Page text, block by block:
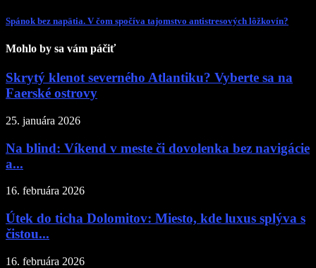
Spánok bez napätia. V čom spočíva tajomstvo antistresových lôžkovín?
Mohlo by sa vám páčiť
Skrytý klenot severného Atlantiku? Vyberte sa na
Faerské ostrovy
25. januára 2026
Na blind: Víkend v meste či dovolenka bez navigácie
a...
16. februára 2026
Útek do ticha Dolomitov: Miesto, kde luxus splýva s
čistou...
16. februára 2026